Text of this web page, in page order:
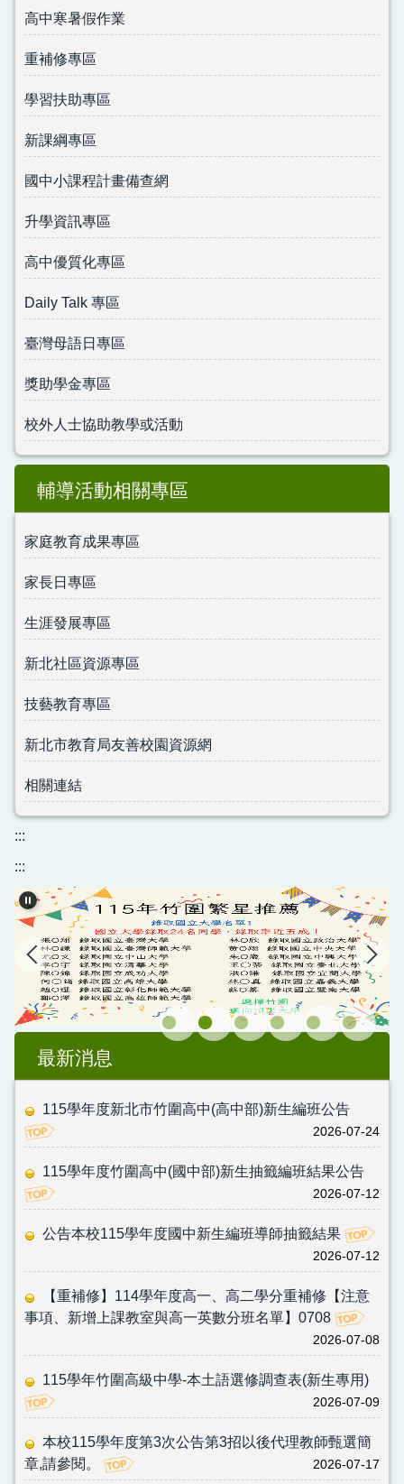
高中寒暑假作業
重補修專區
學習扶助專區
新課綱專區
國中小課程計畫備查網
升學資訊專區
高中優質化專區
Daily Talk 專區
臺灣母語日專區
獎助學金專區
校外人士協助教學或活動
輔導活動相關專區
家庭教育成果專區
家長日專區
生涯發展專區
新北社區資源專區
技藝教育專區
新北市教育局友善校園資源網
相關連結
:::
:::
最新消息
115學年度新北市竹圍高中(高中部)新生編班公告
2026-07-24
115學年度竹圍高中(國中部)新生抽籤編班結果公告
2026-07-12
公告本校115學年度國中新生編班導師抽籤結果
2026-07-12
【重補修】114學年度高一、高二學分重補修【注意
事項、新增上課教室與高一英數分班名單】0708
2026-07-08
115學年竹圍高級中學-本土語選修調查表(新生專用)
2026-07-09
本校115學年度第3次公告第3招以後代理教師甄選簡
章,請參閱。
2026-07-17